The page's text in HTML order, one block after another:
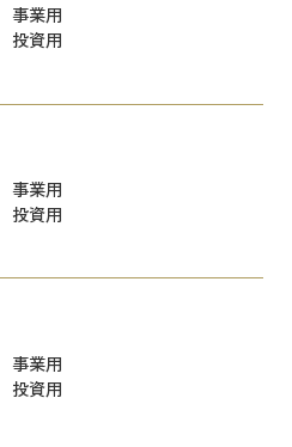
事業用
投資用
事業用
投資用
事業用
投資用